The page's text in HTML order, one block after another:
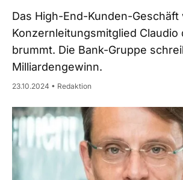
Das High-End-Kunden-Geschäft
Konzernleitungsmitglied Claudio
brummt. Die Bank-Gruppe
Milliardengewinn.
23.10.2024 • Redaktion